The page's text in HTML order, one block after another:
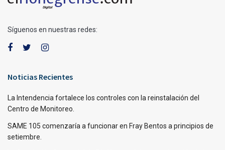
Síguenos en nuestras redes:
Noticias Recientes
La Intendencia fortalece los controles con la reinstalación del
Centro de Monitoreo.
SAME 105 comenzaría a funcionar en Fray Bentos a principios de
setiembre.